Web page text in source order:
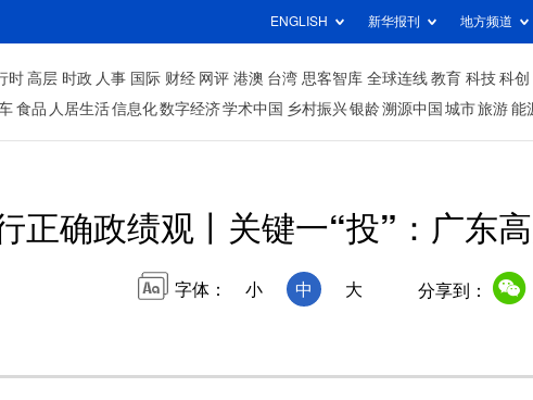
ENGLISH 新华报刊 地方频道
时 高层 时政 人事 国际 财经 网评 港澳 台湾 思客智库 全球连线 教育 科技 科创
食品 人居生活信息化数字经济学术中国 乡村振兴银龄溯源中国 城市旅游 能
正确政绩观丨关键一“投”：广东
字体： 小 中 大 分享到：